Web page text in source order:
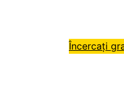
Încercați